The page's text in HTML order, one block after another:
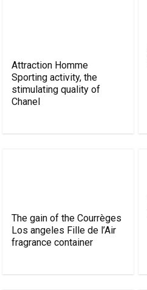
Attraction Homme
Sporting activity, the
stimulating quality of
Chanel
The gain of the Courrèges
Los angeles Fille de l’Air
fragrance container